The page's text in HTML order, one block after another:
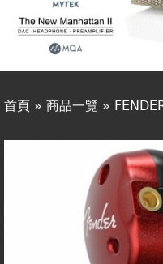
二手專區
視聽專欄
購物須知
您
首頁 » 商品一覽 »